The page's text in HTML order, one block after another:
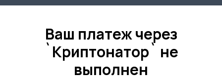
Ваш платеж через
`Криптонатор` не
выполнен